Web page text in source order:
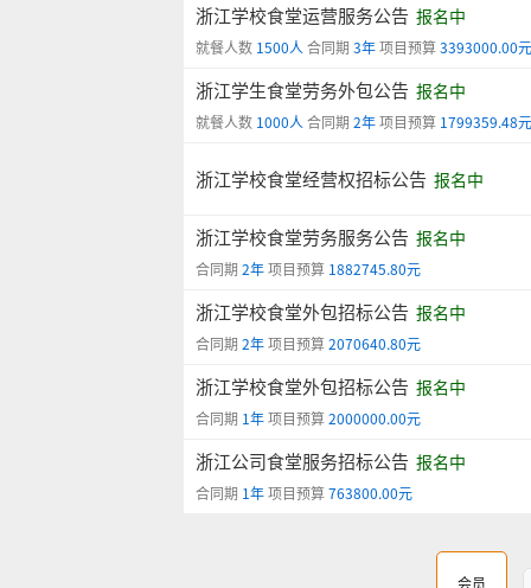
浙江学校食堂运营服务公告 报名中
就餐人数 1500人 合同期 3年项目预算3393000.00元
浙江学生食堂劳务外包公告 报名中
就餐人数 1000人 合同期 2年项目预算 1799359.48元
浙江学校食堂经营权招标公告 报名中
浙江学校食堂劳务服务公告 报名中
合同期 2年项目预算 1882745.80元
浙江学校食堂外包招标公告 报名中
合同期 2年项目预算2070640.80元
浙江学校食堂外包招标公告 报名中
合同期 1年项目预算2000000.00元
浙江公司食堂服务招标公告 报名中
合同期 1年项目预算763800.00元
会员